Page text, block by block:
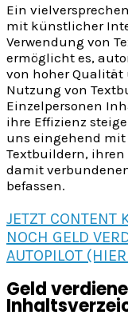
Ein
mit künstlicher
Verwendung von
ermöglicht es,
von hoher Qualität
Nutzung von
Einzelpersonen
ihre Effizienz
uns eingehend mit
Textbuildern,
damit
befassen.
JETZT CONTENT
NOCH GELD
AUTOPILOT
Geld